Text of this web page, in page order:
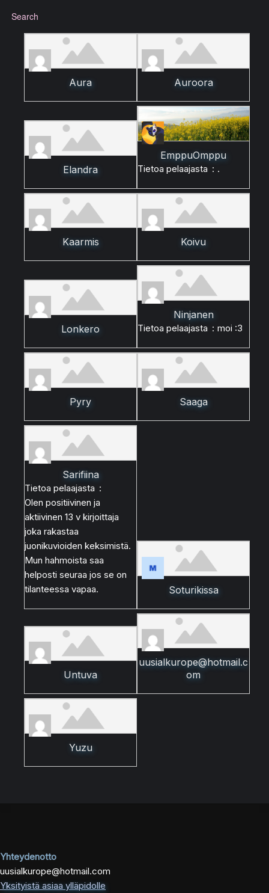
Search
Aura Auroora
Elandra
EmppuOmppu
Tietoa pelaajasta : .
Kaarmis Koivu
Lonkero
Ninjanen
Tietoa pelaajasta : moi :3
Pyry Saaga
Sarifiina
Tietoa pelaajasta :
Olen positiivinen ja
aktiivinen 13 v kirjoittaja
joka rakastaa
juonikuvioiden keksimistä.
Mun hahmoista saa
helposti seuraa jos se on
tilanteessa vapaa.
Soturikissa
Untuva
uusialkurope@hotmail.c
om
Yuzu
Yhteydenotto
uusialkurope@hotmail.com
Yksityistä asiaa ylläpidolle